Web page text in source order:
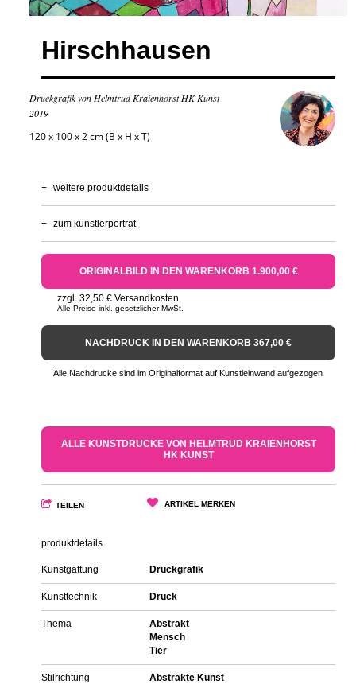
Hirschhausen
Druckgrafik von Helmtrud Kraienhorst HK Kunst
2019
120 x 100 x 2 cm (B x H x T)
+ weitere produktdetails
+ zum künstlerporträt
ORIGINALBILD IN DEN WARENKORB 1.900,00 €
zzgl. 32,50 € Versandkosten
Alle Preise inkl. gesetzlicher MwSt.
NACHDRUCK IN DEN WARENKORB 367,00 €
Alle Nachdrucke sind im Originalformat auf Kunstleinwand aufgezogen
ALLE KUNSTDRUCKE VON HELMTRUD KRAIENHORST
HK KUNST
TEILEN ARTIKEL MERKEN
produktdetails
Kunstgattung Druckgrafik
Kunsttechnik Druck
Thema
Abstrakt
Mensch
Tier
Stilrichtung Abstrakte Kunst